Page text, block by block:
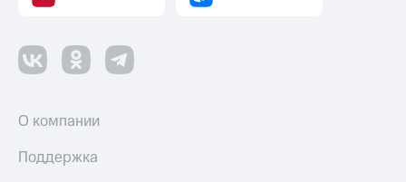
О компании
Поддержка